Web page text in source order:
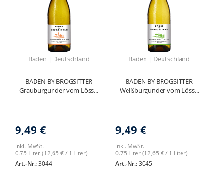
Baden | Deutschland
BADEN BY BROGSITTER
Grauburgunder vom Löss...
9,49 €
inkl. MwSt.
0.75 Liter(12,65 € / 1 Liter)
Art.-Nr.:3044
Baden | Deutschland
BADEN BY BROGSITTER
Weißburgunder vom Löss...
9,49 €
inkl. MwSt.
0.75 Liter(12,65 € / 1 Liter)
Art.-Nr.:3045